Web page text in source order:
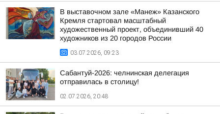
В выставочном зале «Манеж» Казанского
Кремля стартовал масштабный
художественный проект, объединивший 40
художников из 20 городов России
03.07.2026, 09:23
Сабантуй-2026: челнинская делегация
отправилась в столицу!
02.07.2026, 20:48